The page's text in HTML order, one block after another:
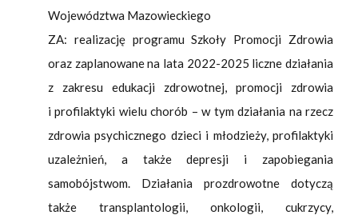
Województwa Mazowieckiego
ZA: realizację programu Szkoły Promocji Zdrowia
oraz zaplanowane na lata 2022-2025 liczne działania
z zakresu edukacji zdrowotnej, promocji zdrowia
i profilaktyki wielu chorób – w tym działania na rzecz
zdrowia psychicznego dzieci i młodzieży, profilaktyki
uzależnień, a także depresji i zapobiegania
samobójstwom. Działania prozdrowotne dotyczą
także transplantologii, onkologii, cukrzycy,